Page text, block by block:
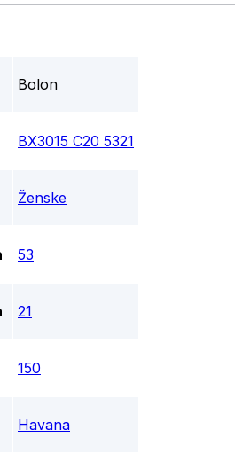
Bolon
BX3015 C20 5321
Ženske
53
21
150
Havana